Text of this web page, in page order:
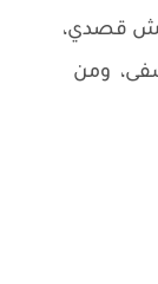
مش قصدي،
ومن